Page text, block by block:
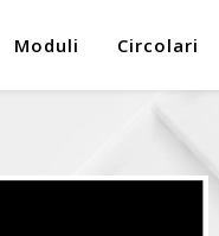
Moduli Circolari